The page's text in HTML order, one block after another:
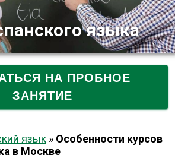
языка
НА ПРОБНОЕ
ЗАНЯТИЕ
язык » Особенности курсов
в Москве